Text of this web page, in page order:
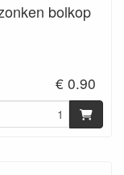
bolkop
€ 0.90